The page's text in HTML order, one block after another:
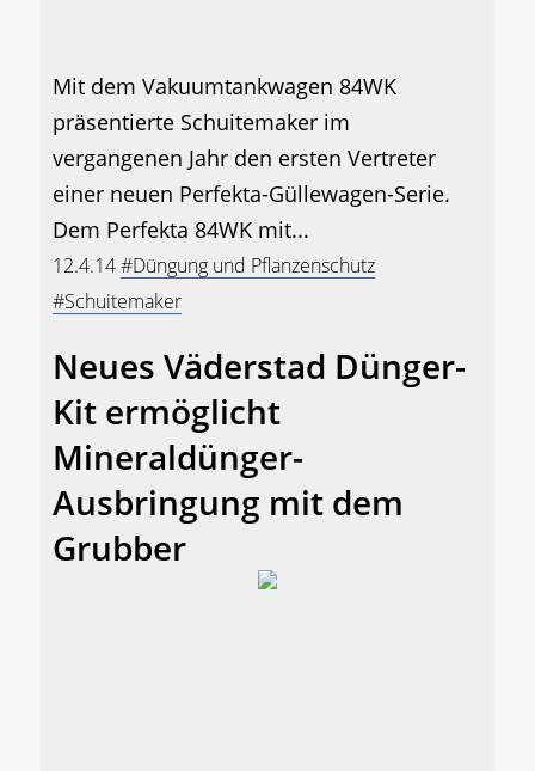
Mit dem Vakuumtankwagen 84WK
präsentierte Schuitemaker im
vergangenen Jahr den ersten Vertreter
einer neuen Perfekta-Güllewagen-Serie.
Dem Perfekta 84WK mit...
12.4.14#Düngung und Pflanzenschutz
#Schuitemaker
Neues Väderstad Dünger-
Kit ermöglicht
Mineraldünger-
Ausbringung mit dem
Grubber